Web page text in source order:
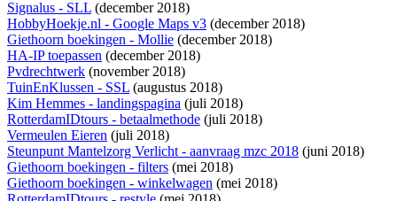
Signalus - SLL (december 2018)
HobbyHoekje.nl - Google Maps v3 (december 2018)
Giethoorn boekingen - Mollie (december 2018)
HA-IP toepassen (december 2018)
Pvdrechtwerk (november 2018)
TuinEnKlussen - SSL (augustus 2018)
Kim Hemmes - landingspagina (juli 2018)
RotterdamIDtours - betaalmethode (juli 2018)
Vermeulen Eieren (juli 2018)
Steunpunt Mantelzorg Verlicht - aanvraag mzc 2018 (juni 2018)
Giethoorn boekingen - filters (mei 2018)
Giethoorn boekingen - winkelwagen (mei 2018)